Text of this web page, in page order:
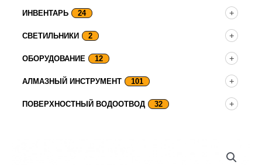
ИНВЕНТАРЬ 24
СВЕТИЛЬНИКИ 2
ОБОРУДОВАНИЕ 12
АЛМАЗНЫЙ ИНСТРУМЕНТ 101
ПОВЕРХНОСТНЫЙ ВОДООТВОД 32